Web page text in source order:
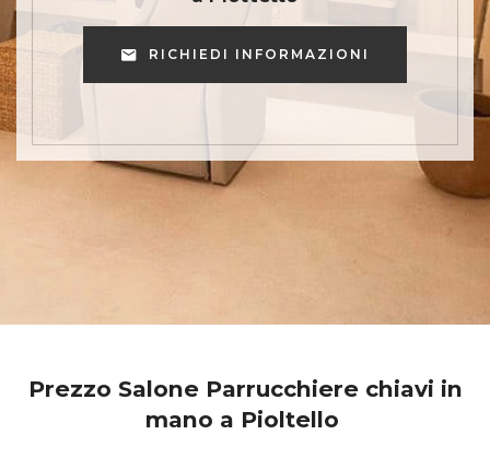
RICHIEDI INFORMAZIONI
Prezzo Salone Parrucchiere chiavi in
mano a Pioltello